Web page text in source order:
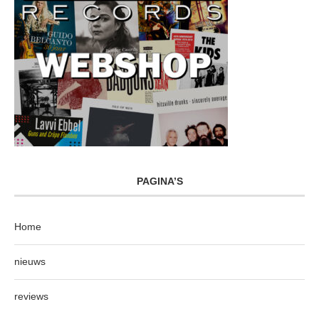
PAGINA’S
Home
nieuws
reviews